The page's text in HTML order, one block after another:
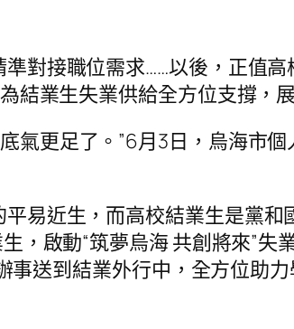
對接職位需求……以後，正值高
結業生失業供給全方位支撐，展
氣更足了。”6月3日，烏海市
易近生，而高校結業生是黨和
，啟動“筑夢烏海 共創將來”失
事送到結業外行中，全方位助